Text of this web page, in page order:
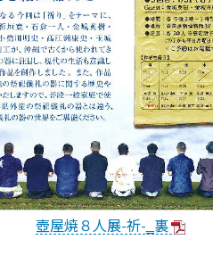
壺屋焼８人展-祈-‗裏